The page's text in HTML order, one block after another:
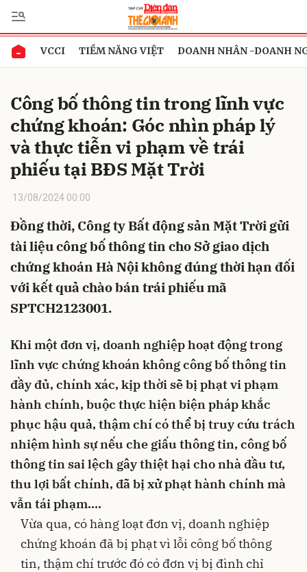
VCCI TIỀM NĂNG VIỆT DOANH NHÂN -DOANH
Công bố thông tin trong lĩnh vực
chứng khoán: Góc nhìn pháp lý
và thực tiễn vi phạm về trái
phiếu tại BĐS Mặt Trời
13/08/2024 00:00
Đồng thời, Công ty Bất động sản Mặt Trời gửi
tài liệu công bố thông tin cho Sở giao dịch
chứng khoán Hà Nội không đúng thời hạn đối
với kết quả chào bán trái phiếu mã
SPTCH2123001.
Khi một đơn vị, doanh nghiệp hoạt động trong
lĩnh vực chứng khoán không công bố thông tin
đầy đủ, chính xác, kịp thời sẽ bị phạt vi phạm
hành chính, buộc thực hiện biện pháp khắc
phục hậu quả, thậm chí có thể bị truy cứu trách
nhiệm hình sự nếu che giấu thông tin, công bố
thông tin sai lệch gây thiệt hại cho nhà đầu tư,
thu lợi bất chính, đã bị xử phạt hành chính mà
vẫn tái phạm….
Vừa qua, có hàng loạt đơn vị, doanh nghiệp
chứng khoán đã bị phạt vì lỗi công bố thông
tin, thậm chí trước đó có đơn vị bị đình chỉ
Gửi bình luận